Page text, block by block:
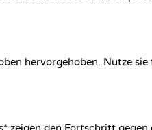
hervorgehoben. Nutze